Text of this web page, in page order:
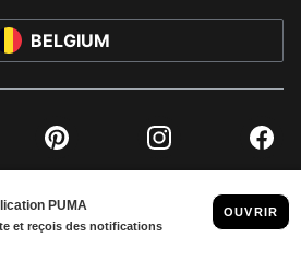
BELGIUM
Pinterest Instagram
GMBH, 2026. TOUS DROITS RÉSERVÉS
MENTIONS ET DONNÉES LÉGALES